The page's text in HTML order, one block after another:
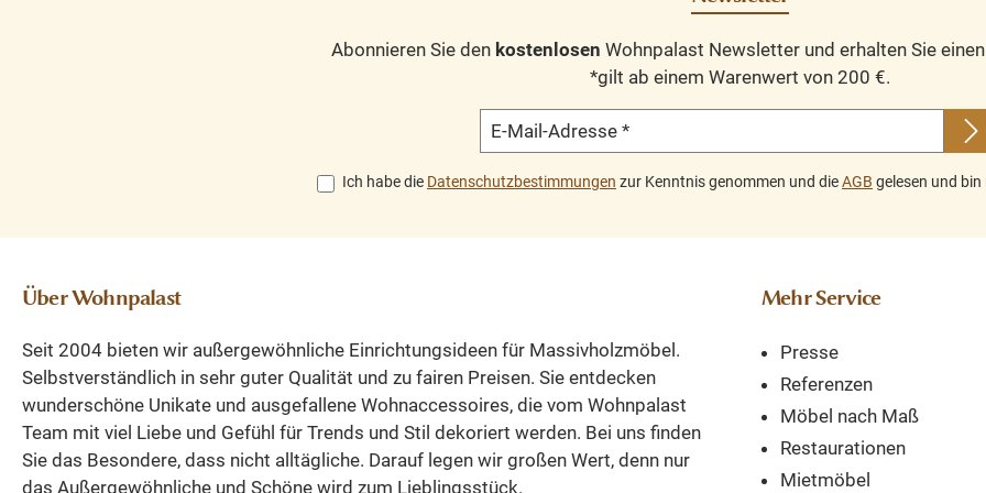
Abmessungen auf
recyceltes Teakholz
jedes Stück ein Unikat
Esstisch rund
Die 5 cm starke
unterstreicht den
massiven Charakter
natürliche
Holzstrukturen. Da
recyceltes Teakholz
verarbeitet wird, ist
jeder Gartentisch ein
echtes Unikat mit
e Einflüsse in der
Farbgebung sind
gewollt und gehören
Ein Beistelltisch ist
beispielsweise ideal,
um neben oder
aufgestellt zu
um Ihre Tasse Kaffee
Accessoire zu
platzieren. Kombiniere
n Sie diesen Artikel mit
den anderen Möbeln
aus unserer Amanda-
Tischplatte
Holz. Die
Holz. Durch
Couchtisch
Dieser
diesen Artikel
anderen
Abonnieren Sie den kostenlosen Wohnpalast Newsletter und erhalten Sie einen
*gilt ab einem Warenwert von 200 €.
E-Mail-Adresse *
Ich habe die Datenschutzbestimmungen zur Kenntnis genommen und dieAGB gelesen und
Über Wohnpalast
Seit 2004 bieten wir außergewöhnliche Einrichtungsideen für Massivholzmöbel.
Selbstverständlich in sehr guter Qualität und zu fairen Preisen. Sie entdecken
wunderschöne Unikate und ausgefallene Wohnaccessoires, die vom Wohnpalast
Team mit viel Liebe und Gefühl für Trends und Stil dekoriert werden. Bei uns finden
Sie das Besondere, dass nicht alltägliche. Darauf legen wir großen Wert, denn nur
das Außergewöhnliche und Schöne wird zum Lieblingsstück.
Mehr Service
Presse
Referenzen
Möbel nach Maß
Restaurationen
Mietmöbel